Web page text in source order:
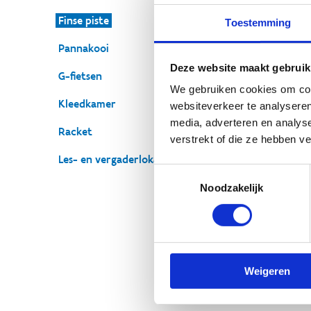
Toestemming
Deze website maakt
We gebruiken cookies om
websiteverkeer te
media, adverteren en
verstrekt of die ze hebben
Noodzakelijk
Weigeren
Finse piste
Pannakooi
G-fietsen
Kleedkamer
Racket
Les- en vergaderlokalen
je